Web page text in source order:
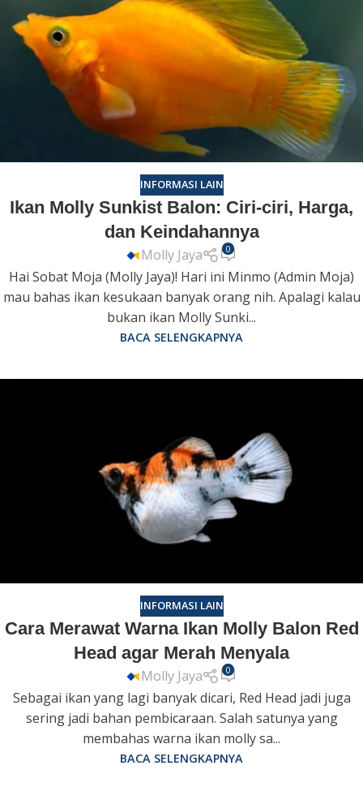
INFORMASI LAIN
Ikan Molly Sunkist Balon: Ciri-ciri, Harga,
dan Keindahannya
Molly Jaya 0
Hai Sobat Moja (Molly Jaya)! Hari ini Minmo (Admin Moja)
mau bahas ikan kesukaan banyak orang nih. Apalagi kalau
bukan ikan Molly Sunki...
BACA SELENGKAPNYA
INFORMASI LAIN
Cara Merawat Warna Ikan Molly Balon Red
Head agar Merah Menyala
Molly Jaya 0
Sebagai ikan yang lagi banyak dicari, Red Head jadi juga
sering jadi bahan pembicaraan. Salah satunya yang
membahas warna ikan molly sa...
BACA SELENGKAPNYA